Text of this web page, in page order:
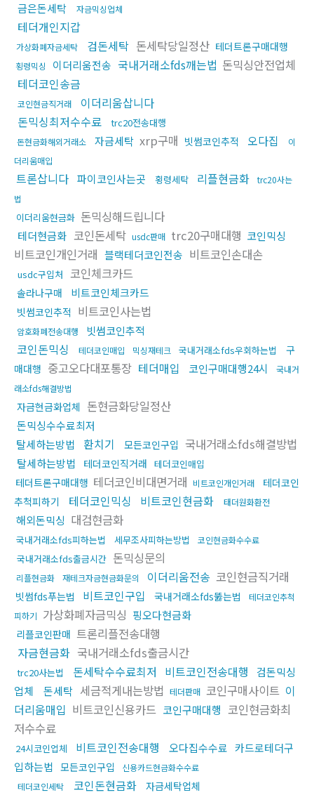
금은돈세탁 자금믹싱업체
테더개인지갑
가상화폐자금세탁 검돈세탁 돈세탁당일정산 테더트론구매대행
횡령믹싱 이더리움전송 국내거래소fds깨는법 돈믹싱안전업체
테더코인송금
코인현금직거래
이더리움삽니다
돈믹싱최저수수료
trc20전송대행
돈현금화해외거래소 자금세탁 xrp구매 빗썸코인추적 오다집
이
더리움매입
트론삽니다 파이코인사는곳 횡령세탁 리플현금화
trc20사는
법
이더리움현금화 돈믹싱해드립니다
테더현금화 코인돈세탁 usdc판매 trc20구매대행 코인믹싱
비트코인개인거래 블랙테더코인전송 비트코인손대손
usdc구입처 코인체크카드
솔라나구매 비트코인체크카드
빗썸코인추적 비트코인사는법
암호화폐전송대행 빗썸코인추적
코인돈믹싱 테더코인매입 믹싱재테크 국내거래소fds우회하는법
구
매대행 중고오다대포통장 테더매입 코인구매대행24시
국내거
래소fds해결방법
자금현금화업체 돈현금화당일정산
돈믹싱수수료최저
탈세하는방법
환치기 모든코인구입 국내거래소fds해결방법
탈세하는방법 테더코인직거래 테더코인매입
테더트론구매대행 테더코인비대면거래 비트코인개인거래
테더코인
추척피하기
테더코인믹싱 비트코인현금화 태더원화환전
해외돈믹싱 대검현금화
국내거래소fds피하는법 세무조사피하는방법 코인현금화수수료
국내거래소fds출금시간 돈믹싱문의
리플현금화 재테크자금현금화문의 이더리움전송 코인현금직거래
빗썸fds푸는법 비트코인구입 국내거래소fds뚫는법
테더코인추척
피하기 가상화폐자금믹싱 핑오다현금화
리플코인판매 트론리플전송대행
자금현금화 국내거래소fds출금시간
trc20사는법 돈세탁수수료최저 비트코인전송대행
검돈믹싱
업체
돈세탁 세금적게내는방법 테더판매 코인구매사이트 이
더리움매입 비트코인신용카드 코인구매대행 코인현금화최
저수수료
24시코인업체 비트코인전송대행 오다집수수료 카드로테더구
입하는법 모든코인구입
신용카드현금화수수료
테더코인세탁
코인돈현금화 자금세탁업체